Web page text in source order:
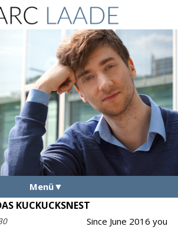
Menü
Aktuelles
KUCKUCKSNEST
Since June 2016 you